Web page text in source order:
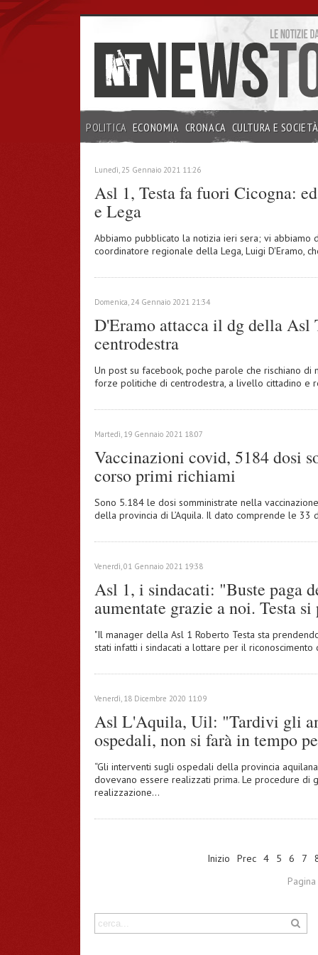
POLITICA ECONOMIA CRONACA CULTURA E
Lunedì, 25 Gennaio 2021 11:26
Asl 1, Testa fa fuori Cicogna:
e Lega
Abbiamo pubblicato la notizia ieri sera; vi
coordinatore regionale della Lega, Luigi D'Eramo,
Domenica, 24 Gennaio 2021 21:34
D'Eramo attacca il dg della Asl
centrodestra
Un post su facebook, poche parole che rischiano
forze politiche di centrodestra, a livello cittadino e
Martedì, 19 Gennaio 2021 18:07
Vaccinazioni covid, 5184 dosi
corso primi richiami
Sono 5.184 le dosi somministrate nella
della provincia di L’Aquila. Il dato comprende le 33
Venerdì, 01 Gennaio 2021 19:38
Asl 1, i sindacati: "Buste paga
aumentate grazie a noi. Testa
"Il manager della Asl 1 Roberto Testa sta
stati infatti i sindacati a lottare per il
Venerdì, 18 Dicembre 2020 11:09
Asl L'Aquila, Uil: "Tardivi gli
ospedali, non si farà in tempo
“Gli interventi sugli ospedali della provincia
dovevano essere realizzati prima. Le procedure
realizzazione…
Inizio Prec 4 5 6 7